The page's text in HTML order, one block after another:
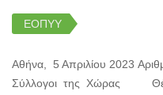
ΕΟΠΥΥ
Αθήνα, 5 Απριλίου 2023
Σύλλογοι της Χώρας